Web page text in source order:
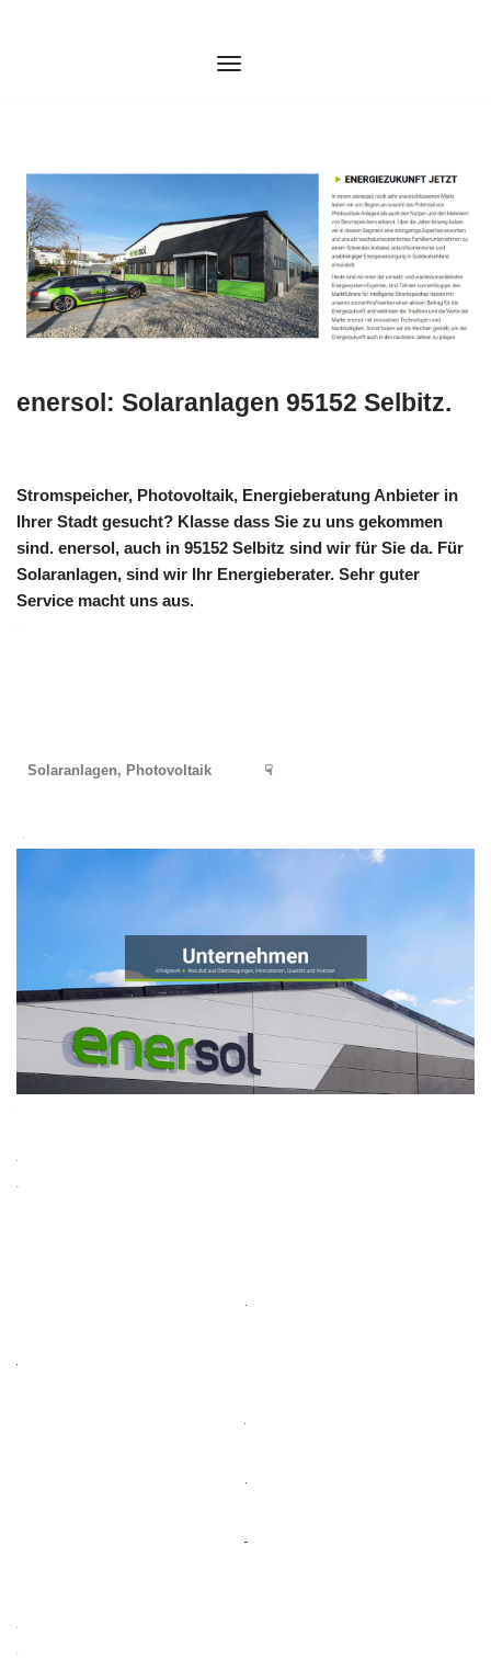
enersol: Solaranlagen 95152 Selbitz.
Stromspeicher, Photovoltaik, Energieberatung Anbieter in
Ihrer Stadt gesucht? Klasse dass Sie zu uns gekommen
sind. enersol, auch in 95152 Selbitz sind wir für Sie da. Für
Solaranlagen, sind wir Ihr Energieberater. Sehr guter
Service macht uns aus.
Solaranlagen, Photovoltaik ☟